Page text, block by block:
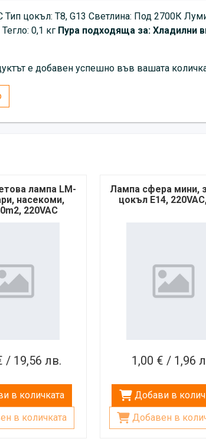
Тип цокъл: T8, G13 Светлина: Под 2700К
0,1 кг Пура подходяща за: Хладилни
е добавен успешно във вашата
лампа LM-
насекоми,
220VAC
/ 19,56 лв.
в количката
в количката
Лампа сфера мини,
цокъл E14,
1,00 € / 1,96
Добави в
Добавен в